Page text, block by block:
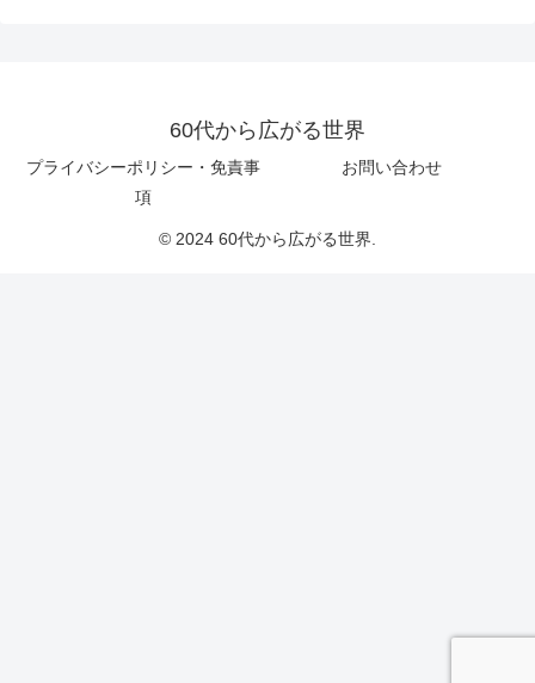
60代から広がる世界
プライバシーポリシー・免責事
項
お問い合わせ
© 2024 60代から広がる世界.